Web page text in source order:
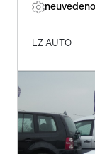
neuvedeno
LZ AUTO